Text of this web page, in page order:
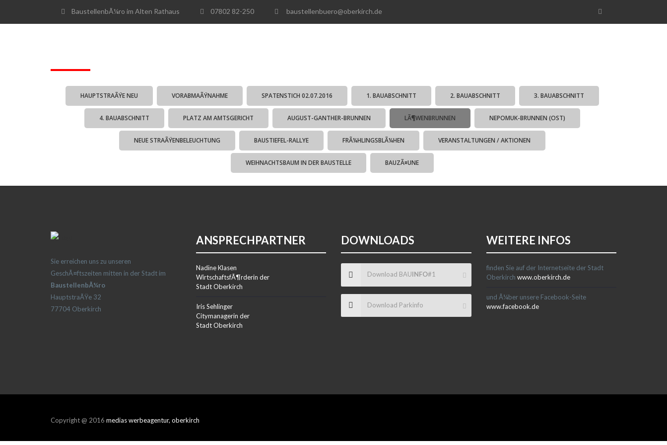
BaustellenbÃ¼ro im Alten Rathaus 07802 82-250 baustellenbuero@oberkirch.de
HAUPTSTRAÃŸE NEU VORABMAÃŸNAHME SPATENSTICH 02.07.2016 1. BAUABSCHNITT 2. BAUABSCHNITT 3. BAUABSCHNITT
4. BAUABSCHNITT PLATZ AM AMTSGERICHT AUGUST-GANTHER-BRUNNEN LÃ¶WENBRUNNEN NEPOMUK-BRUNNEN (OST)
NEUE STRAÃŸENBELEUCHTUNG BAUSTIEFEL-RALLYE FRÃ¼HLINGSBLÃ¼HEN VERANSTALTUNGEN / AKTIONEN
WEIHNACHTSBAUM IN DER BAUSTELLE BAUZÃ¤UNE
Sie erreichen uns zu unseren
GeschÃ¤ftszeiten mitten in der Stadt im
BaustellenbÃ¼ro
HauptstraÃŸe 32
77704 Oberkirch
ANSPRECHPARTNER
Nadine Klasen
WirtschaftsfÃ¶rderin der
Stadt Oberkirch
Iris Sehlinger
Citymanagerin der
Stadt Oberkirch
DOWNLOADS
Download BAUINFO#1
Download Parkinfo
WEITERE INFOS
finden Sie auf der Internetseite der Stadt
Oberkirch www.oberkirch.de
und Ã¼ber unsere Facebook-Seite
www.facebook.de
Copyright @ 2016 medias werbeagentur, oberkirch